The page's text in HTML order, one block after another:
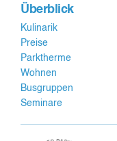
Überblick
Kulinarik
Preise
Parktherme
Wohnen
Busgruppen
Seminare